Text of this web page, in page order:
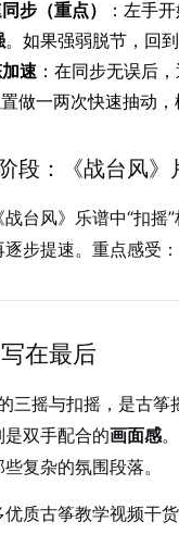
步（重点） ：左手
。如果强弱脱节，回
速 ：在同步无误后
做一两次快速抽动，
段：《战台风》
台风》乐谱中“扣摇
步提速。重点感受：
在最后
三摇与扣摇，是古筝
是双手配合的画面感
复杂的氛围段落。
优质古筝教学视频干